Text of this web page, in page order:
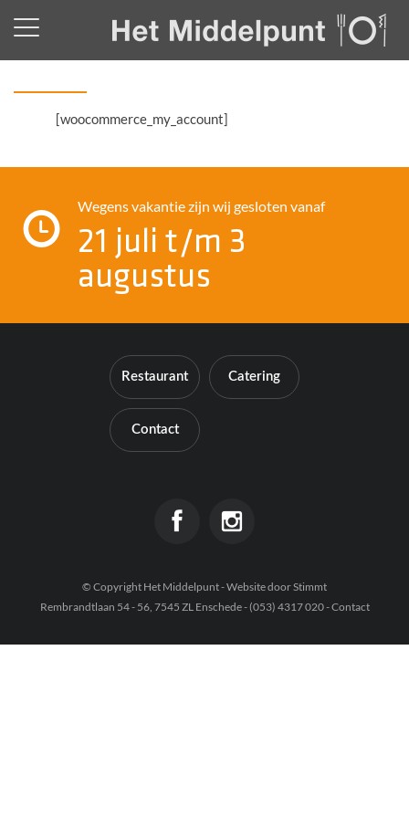
Restaurant
Catering
Contact
[woocommerce_my_account]
Wegens vakantie zijn wij gesloten vanaf
21 juli t/m 3
augustus
Restaurant Catering
Contact
© Copyright Het Middelpunt - Website doorStimmt
Rembrandtlaan 54 - 56, 7545 ZL Enschede - (053) 4317 020 -Contact